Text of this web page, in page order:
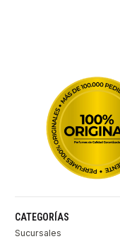
CATEGORÍAS
Sucursales